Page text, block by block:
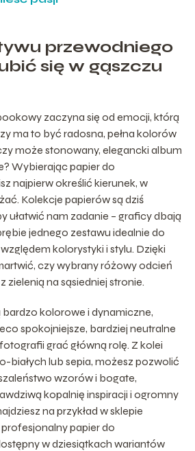
przewodniego
się w gąszczu
zaczyna się od emocji, którą
ma to być radosna, pełna kolorów
może stonowany, elegancki album
Wybierając papier do
najpierw określić kierunek, w
Kolekcje papierów są dziś
ułatwić nam zadanie – graficy dbają
jednego zestawu idealnie do
kolorystyki i stylu. Dzięki
czy wybrany różowy odcień
zielenią na sąsiedniej stronie.
bardzo kolorowe i dynamiczne,
spokojniejsze, bardziej neutralne
grać główną rolę. Z kolei
białych lub sepia, możesz pozwolić
wzorów i bogate,
kopalnię inspiracji i ogromny
na przykład w sklepie
papier do
w dziesiątkach wariantów